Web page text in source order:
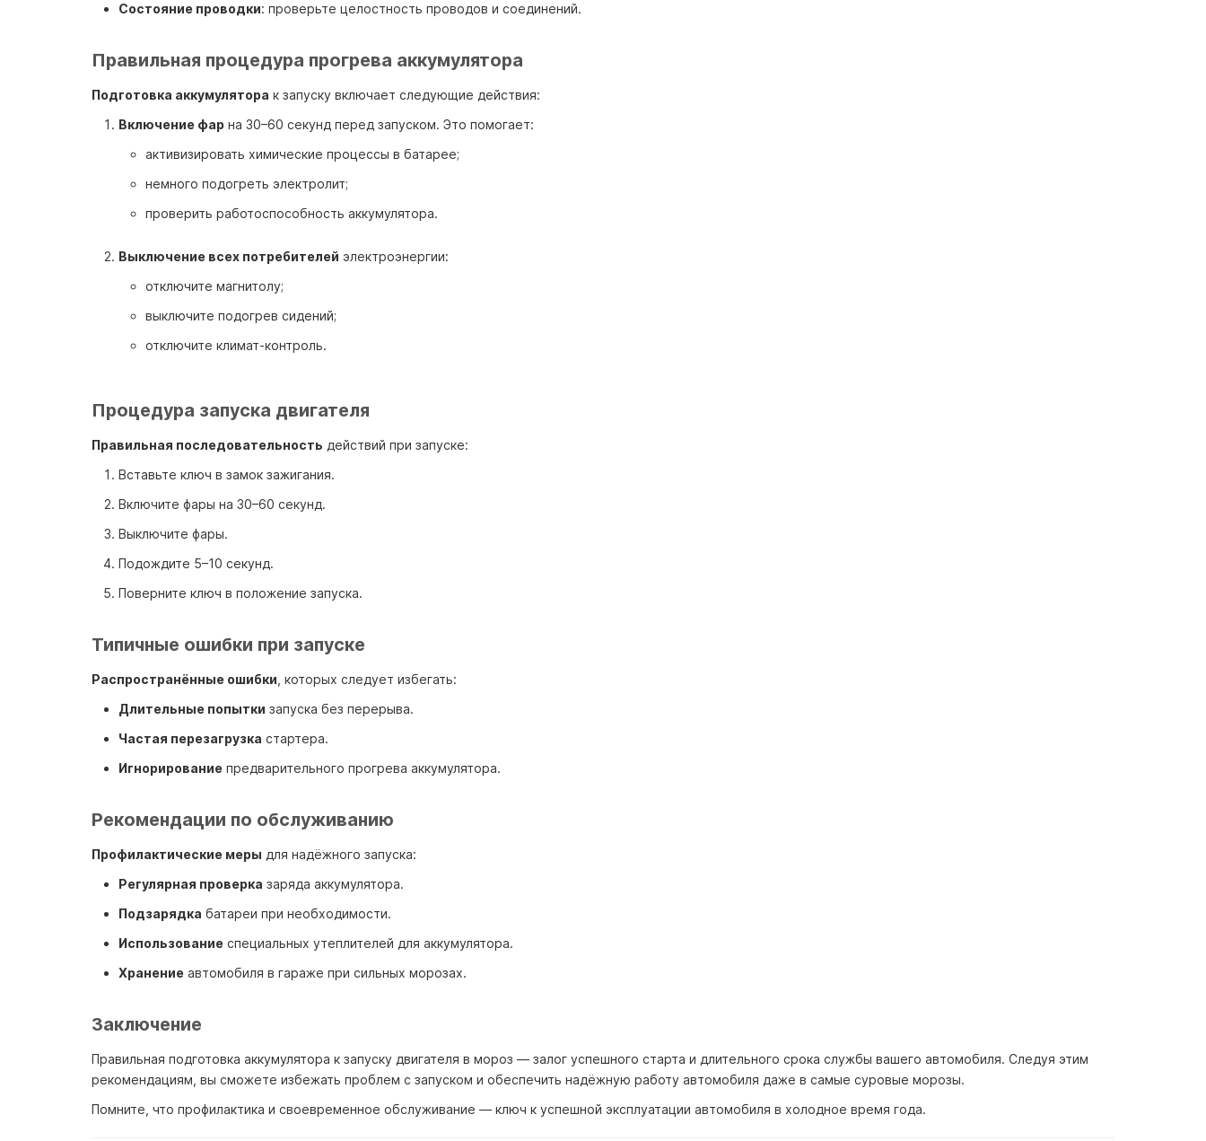
Состояние проводки: проверьте целостность проводов и соединений.
Правильная процедура прогрева аккумулятора
Подготовка аккумулятора к запуску включает следующие действия:
Включение фар на 30–60 секунд перед запуском. Это помогает:
активизировать химические процессы в батарее;
немного подогреть электролит;
проверить работоспособность аккумулятора.
Выключение всех потребителей электроэнергии:
отключите магнитолу;
выключите подогрев сидений;
отключите климат-контроль.
Процедура запуска двигателя
Правильная последовательность действий при запуске:
Вставьте ключ в замок зажигания.
Включите фары на 30–60 секунд.
Выключите фары.
Подождите 5–10 секунд.
Поверните ключ в положение запуска.
Типичные ошибки при запуске
Распространённые ошибки , которых следует избегать:
Длительные попытки запуска без перерыва.
Частая перезагрузка стартера.
Игнорирование предварительного прогрева аккумулятора.
Рекомендации по обслуживанию
Профилактические меры для надёжного запуска:
Регулярная проверка заряда аккумулятора.
Подзарядка батареи при необходимости.
Использование специальных утеплителей для аккумулятора.
Хранение автомобиля в гараже при сильных морозах.
Заключение
Правильная подготовка аккумулятора к запуску двигателя в мороз — залог успешного старта и длительного срока службы вашего автомобиля. Следуя этим
рекомендациям, вы сможете избежать проблем с запуском и обеспечить надёжную работу автомобиля даже в самые суровые морозы.
Помните, что профилактика и своевременное обслуживание — ключ к успешной эксплуатации автомобиля в холодное время года.